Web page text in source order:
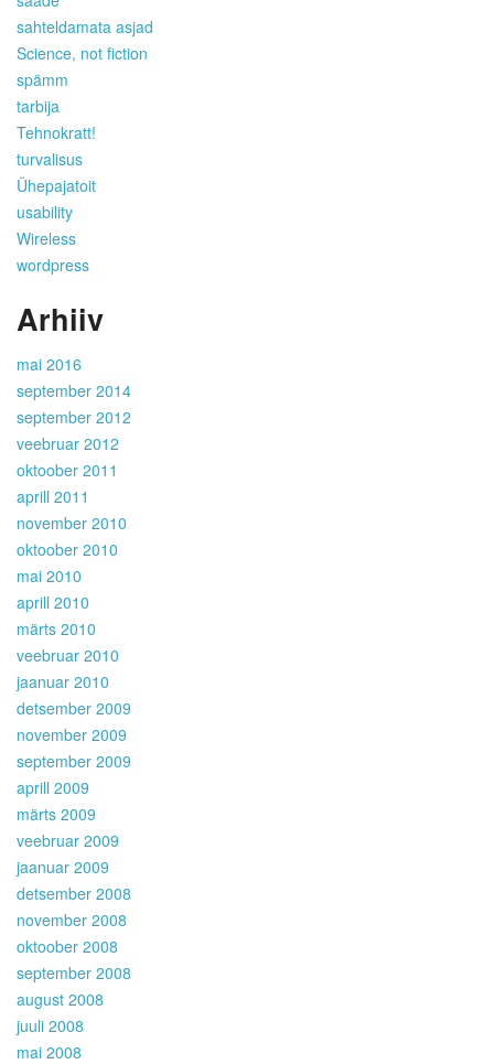
sahteldamata asjad
Science, not fiction
spämm
tarbija
Tehnokratt!
turvalisus
Ühepajatoit
usability
Wireless
wordpress
Arhiiv
mai 2016
september 2014
september 2012
veebruar 2012
oktoober 2011
aprill 2011
november 2010
oktoober 2010
mai 2010
aprill 2010
märts 2010
veebruar 2010
jaanuar 2010
detsember 2009
november 2009
september 2009
aprill 2009
märts 2009
veebruar 2009
jaanuar 2009
detsember 2008
november 2008
oktoober 2008
september 2008
august 2008
juuli 2008
mai 2008